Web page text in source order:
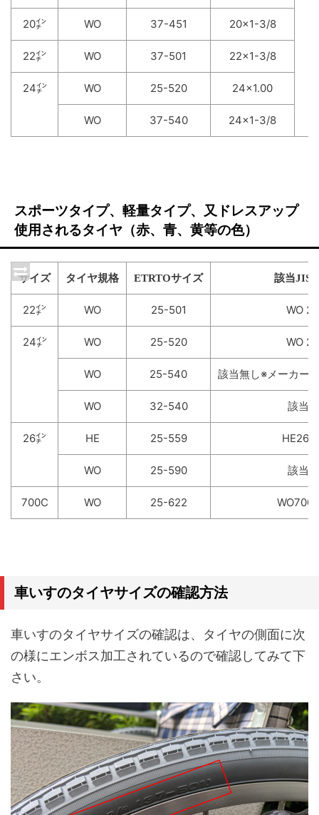
20㌅ WO 37-451 20×1-3/8
22㌅ WO 37-501 22×1-3/8
24㌅ WO 25-520 24×1.00
WO 37-540 24×1-3/8
スポーツタイプ、軽量タイプ、又ドレスアップ
使用されるタイヤ（赤、青、黄等の色）
サイズ タイヤ規格 ETRTOサイズ 該当JIS
22㌅ WO 25-501 WO
24㌅ WO 25-520 WO
WO 25-540 該当無し※メーカー
WO 32-540 該当
26㌅ HE 25-559
WO 25-590 該当
700C WO 25-622
車いすのタイヤサイズの確認方法
車いすのタイヤサイズの確認は、タイヤの側面に次
の様にエンボス加工されているので確認してみて下
さい。